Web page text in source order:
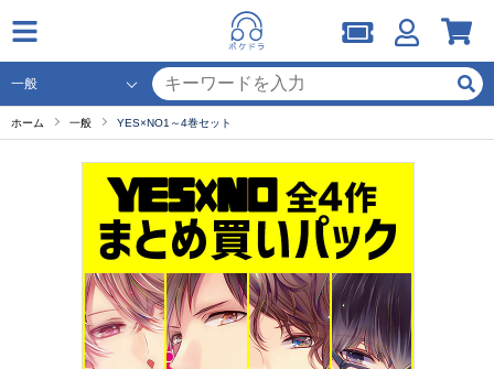
ホーム 一般 YES×NO1～4巻セット